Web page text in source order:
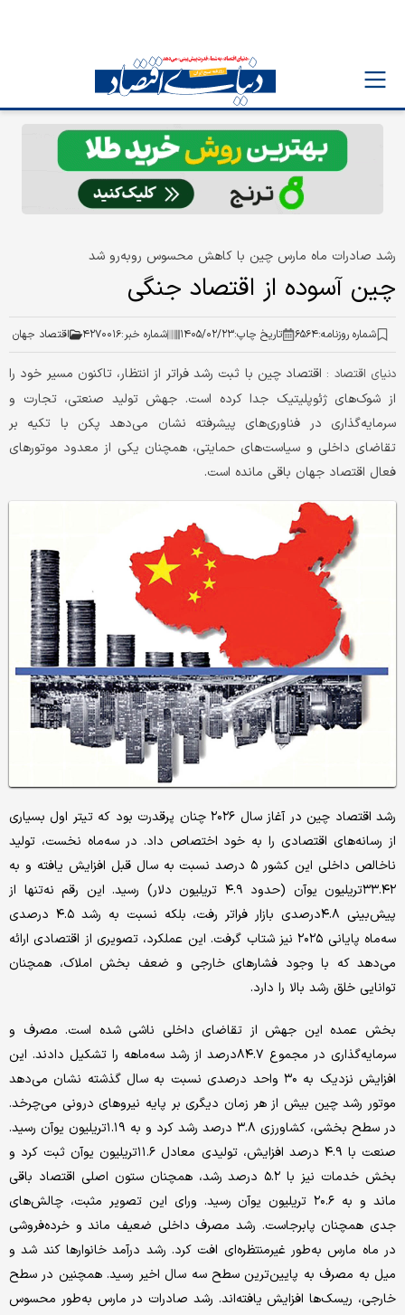
رشد صادرات ماه مارس چین با کاهش محسوس روبه‌رو شد
چین آسوده از اقتصاد جنگی
شماره روزنامه:۶۵۶۴ تاریخ چاپ:۱۴۰۵/۰۲/۲۳ شماره خبر:۴۲۷۰۰۱۶ اقتصاد جهان
دنیای اقتصاد : اقتصاد چین با ثبت رشد فراتر از انتظار، تاکنون مسیر خود را
از شوک‌های ژئوپلیتیک جدا کرده است. جهش تولید صنعتی، تجارت و
سرمایه‌گذاری در فناوری‌های پیشرفته نشان می‌دهد پکن با تکیه بر
تقاضای داخلی و سیاست‌های حمایتی، همچنان یکی از معدود موتورهای
فعال اقتصاد جهان باقی مانده است.
رشد اقتصاد چین در آغاز سال ۲۰۲۶ چنان پرقدرت بود که تیتر اول بسیاری
از رسانه‌های اقتصادی را به خود اختصاص داد. در سه‌ماه نخست، تولید
ناخالص داخلی این کشور ۵ درصد نسبت به سال قبل افزایش یافته و به
۳۳.۴۲تریلیون یوآن (حدود ۴.۹ تریلیون دلار) رسید. این رقم نه‌تنها از
پیش‌بینی ۴.۸درصدی بازار فراتر رفت، بلکه نسبت به رشد ۴.۵ درصدی
سه‌ماه پایانی ۲۰۲۵ نیز شتاب گرفت. این عملکرد، تصویری از اقتصادی ارائه
می‌دهد که با وجود فشارهای خارجی و ضعف بخش املاک، همچنان
توانایی خلق رشد بالا را دارد.
بخش عمده این جهش از تقاضای داخلی ناشی شده است. مصرف و
سرمایه‌گذاری در مجموع ۸۴.۷درصد از رشد سه‌ماهه را تشکیل دادند. این
افزایش نزدیک به ۳۰ واحد درصدی نسبت به سال گذشته نشان می‌دهد
موتور رشد چین بیش از هر زمان دیگری بر پایه نیروهای درونی می‌چرخد.
در سطح بخشی، کشاورزی ۳.۸ درصد رشد کرد و به ۱.۱۹تریلیون یوآن رسید.
صنعت با ۴.۹ درصد افزایش، تولیدی معادل ۱۱.۶تریلیون یوآن ثبت کرد و
بخش خدمات نیز با ۵.۲ درصد رشد، همچنان ستون اصلی اقتصاد باقی
ماند و به ۲۰.۶ تریلیون یوآن رسید. ورای این تصویر مثبت، چالش‌های
جدی همچنان پابرجاست. رشد مصرف داخلی ضعیف ماند و خرده‌فروشی
در ماه مارس به‌طور غیرمنتظره‌ای افت کرد. رشد درآمد خانوارها کند شد و
میل به مصرف به پایین‌ترین سطح سه سال اخیر رسید. همچنین در سطح
خارجی، ریسک‌ها افزایش یافته‌اند. رشد صادرات در مارس به‌طور محسوس